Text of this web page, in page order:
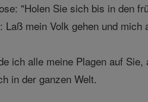
"Holen Sie sich bis in den
Laß mein Volk gehen und mich
ich alle meine Plagen auf
in der ganzen Welt.